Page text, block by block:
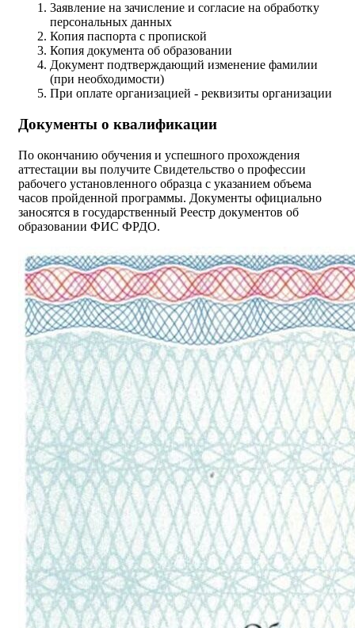
3аявление на зачисление и согласие на обработку
персональных данных
Копия паспорта с пропиской
Копия документа об образовании
Документ подтверждающий изменение фамилии
(при необходимости)
При оплате организацией - реквизиты организации
Документы о квалификации
По окончанию обучения и успешного прохождения
аттестации вы получите Свидетельство о профессии
рабочего установленного образца с указанием объема
часов пройденной программы. Документы официально
заносятся в государственный Реестр документов об
образовании ФИС ФРДО.